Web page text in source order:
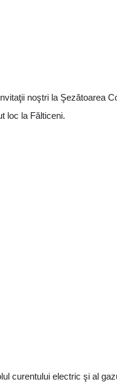
noştri la Şezătoarea
loc la Fălticeni.
curentului electric şi al